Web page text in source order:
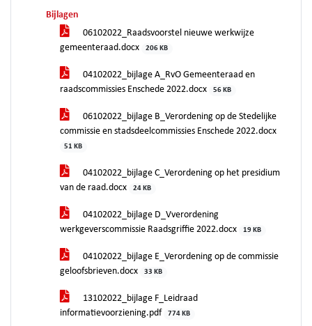
Bijlagen
06102022_Raadsvoorstel nieuwe werkwijze
gemeenteraad.docx
206 KB
04102022_bijlage A_RvO Gemeenteraad en
raadscommissies Enschede 2022.docx
56 KB
06102022_bijlage B_Verordening op de Stedelijke
commissie en stadsdeelcommissies Enschede 2022.docx
51 KB
04102022_bijlage C_Verordening op het presidium
van de raad.docx
24 KB
04102022_bijlage D_Vverordening
werkgeverscommissie Raadsgriffie 2022.docx
19 KB
04102022_bijlage E_Verordening op de commissie
geloofsbrieven.docx
33 KB
13102022_bijlage F_Leidraad
informatievoorziening.pdf
774 KB